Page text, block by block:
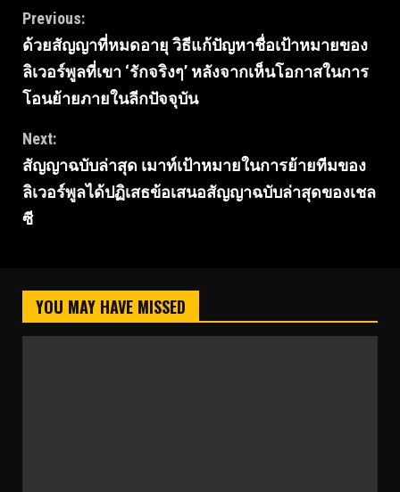
Continue
Reading
Previous:
ด้วยสัญญาที่หมดอายุ วิธีแก้ปัญหาชื่อเป้าหมายของ
ลิเวอร์พูลที่เขา ‘รักจริงๆ’ หลังจากเห็นโอกาสในการ
โอนย้ายภายในลีกปัจจุบัน
Next:
สัญญาฉบับล่าสุด เมาท์เป้าหมายในการย้ายทีมของ
ลิเวอร์พูลได้ปฏิเสธข้อเสนอสัญญาฉบับล่าสุดของเชล
ซี
YOU MAY HAVE MISSED